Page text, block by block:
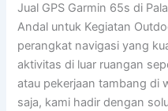
Jual GPS Garmin 65s di
Andal untuk Kegiatan
perangkat navigasi yang
aktivitas di luar ruangan
atau pekerjaan tambang di
saja, kami hadir dengan